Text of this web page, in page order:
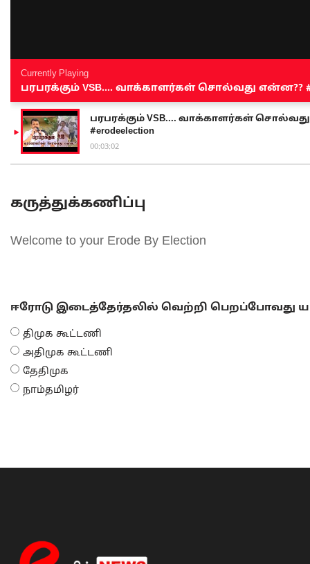
Currently Playing
பரபரக்கும் VSB.... வாக்காளர்கள் சொல்வது என்ன??
பரபரக்கும் VSB.... வாக்காளர்கள் சொல்வது
#erodeelection
00:03:02
கருத்துக்கணிப்பு
Welcome to your Erode By Election
ஈரோடு இடைத்தேர்தலில் வெற்றி பெறப்போவது
திமுக கூட்டணி
அதிமுக கூட்டணி
தேதிமுக
நாம்தமிழர்